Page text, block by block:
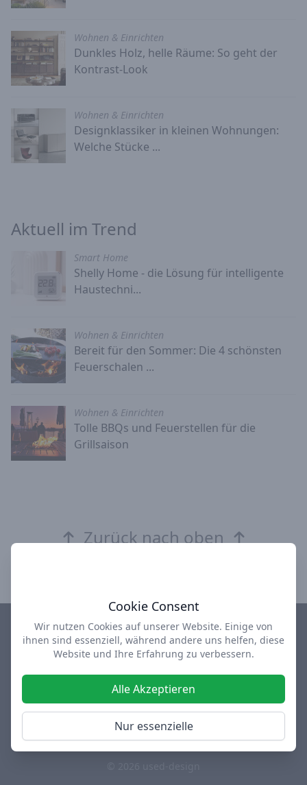
Wohnen & Einrichten
Dunkles Holz, helle Räume: So geht der
Kontrast-Look
Wohnen & Einrichten
Designklassiker in kleinen Wohnungen:
Welche Stücke ...
Aktuell im Trend
Smart Home
Shelly Home - die Lösung für intelligente
Haustechni...
Wohnen & Einrichten
Bereit für den Sommer: Die 4 schönsten
Feuerschalen ...
Wohnen & Einrichten
Tolle BBQs und Feuerstellen für die
Grillsaison
Zurück nach oben
Impressum Datenschutz AGB
Über uns
design-depot Shop
used-design Outlet
FacebookInstagram
Twitter
Cookie Consent
Wir nutzen Cookies auf unserer Website. Einige von
ihnen sind essenziell, während andere uns helfen, diese
Website und Ihre Erfahrung zu verbessern.
Alle Akzeptieren
Nur essenzielle